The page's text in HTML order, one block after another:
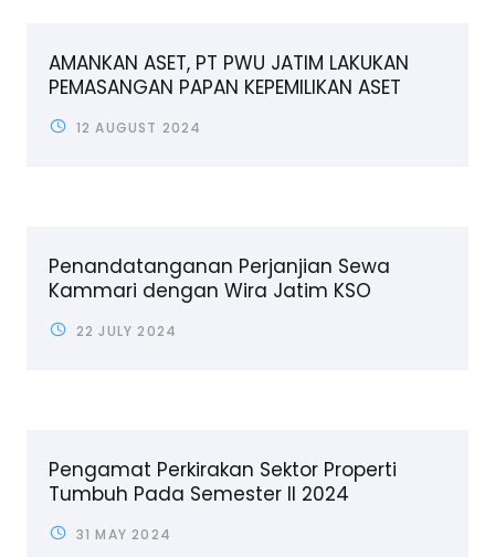
AMANKAN ASET, PT PWU JATIM LAKUKAN
PEMASANGAN PAPAN KEPEMILIKAN ASET
12 AUGUST 2024
Penandatanganan Perjanjian Sewa
Kammari dengan Wira Jatim KSO
22 JULY 2024
Pengamat Perkirakan Sektor Properti
Tumbuh Pada Semester II 2024
31 MAY 2024